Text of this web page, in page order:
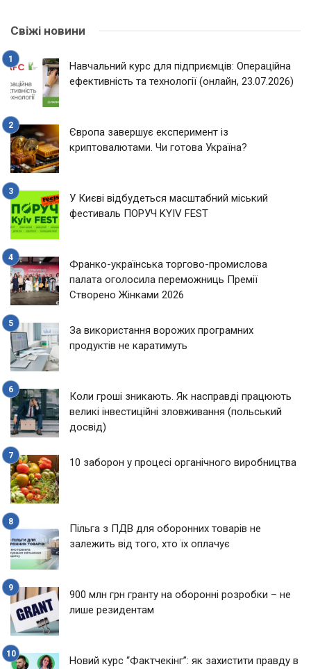
Свіжі новини
Навчальний курс для підприємців: Операційна
ефективність та технології (онлайн, 23.07.2026)
Європа завершує експеримент із
криптовалютами. Чи готова Україна?
У Києві відбудеться масштабний міський
фестиваль ПОРУЧ KYIV FEST
Франко-українська торгово-промислова
палата оголосила переможниць Премії
Створено Жінками 2026
За використання ворожих програмних
продуктів не каратимуть
Коли гроші зникають. Як насправді працюють
великі інвестиційні зловживання (польський
досвід)
10 заборон у процесі органічного виробництва
Пільга з ПДВ для оборонних товарів не
залежить від того, хто їх оплачує
900 млн грн гранту на оборонні розробки – не
лише резидентам
Новий курс “Фактчекінг”: як захистити правду в